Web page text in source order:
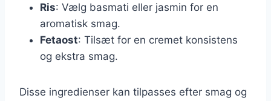
Ris: Vælg basmati eller jasmin for en
aromatisk smag.
Fetaost: Tilsæt for en cremet konsistens
og ekstra smag.
Disse ingredienser kan tilpasses efter smag og